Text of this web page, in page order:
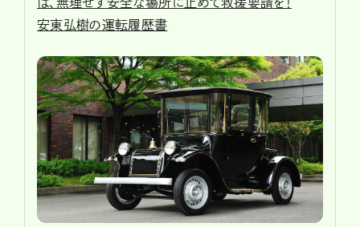
は、無理せず安全な場所に止めて救援要請を！
安東弘樹の運転履歴書